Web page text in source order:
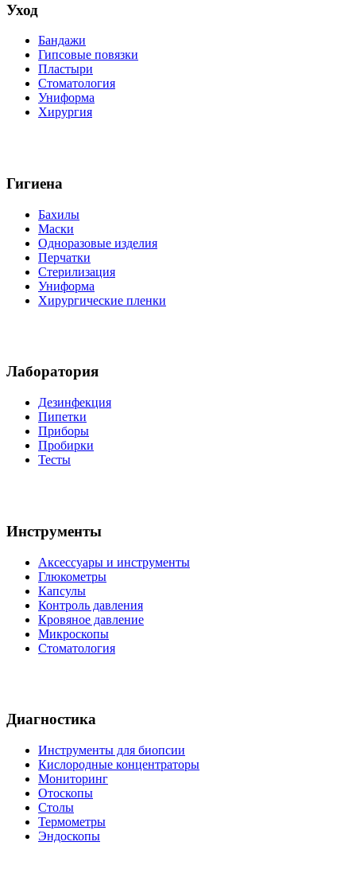
Уход
Бандажи
Гипсовые повязки
Пластыри
Стоматология
Униформа
Хирургия
Гигиена
Бахилы
Маски
Одноразовые изделия
Перчатки
Стерилизация
Униформа
Хирургические пленки
Лаборатория
Дезинфекция
Пипетки
Приборы
Пробирки
Тесты
Инструменты
Аксессуары и инструменты
Глюкометры
Капсулы
Контроль давления
Кровяное давление
Микроскопы
Стоматология
Диагностика
Инструменты для биопсии
Кислородные концентраторы
Мониторинг
Отоскопы
Столы
Термометры
Эндоскопы